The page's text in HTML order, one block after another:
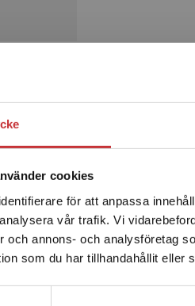
cookies
för att anpassa
vår trafik. Vi
och annons- och analysföretag
som du har tillhandahållit
Begränsad
Det verkar som att
enhet utanför
Sverige. För att
leveransadressen